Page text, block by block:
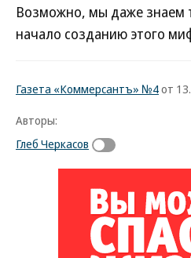
Возможно, мы даже знаем
начало созданию этого
Газета «Коммерсантъ» №4от
Авторы:
Глеб Черкасов